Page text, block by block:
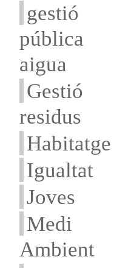
gestió
pública
aigua
Gestió
residus
Habitatge
Igualtat
Joves
Medi
Ambient